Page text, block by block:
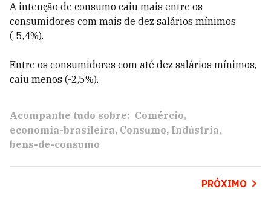
A intenção de consumo caiu mais entre os
consumidores com mais de dez salários mínimos
(-5,4%).
Entre os consumidores com até dez salários mínimos,
caiu menos (-2,5%).
Acompanhe tudo sobre: Comércio
economia-brasileira Consumo Indústria
bens-de-consumo
PRÓXIMO